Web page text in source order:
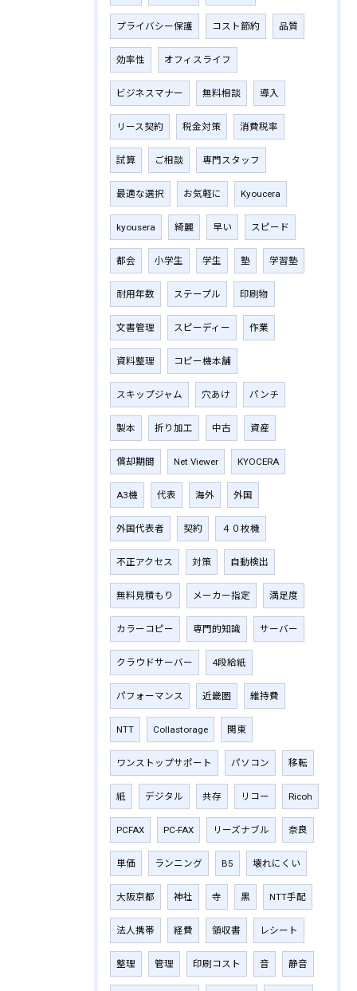
プライバシー保護 コスト節約 品質
効率性 オフィスライフ
ビジネスマナー 無料相談 導入
リース契約 税金対策 消費税率
試算 ご相談 専門スタッフ
最適な選択 お気軽に Kyoucera
kyousera 綺麗 早い スピード
都会 小学生 学生 塾 学習塾
耐用年数 ステープル 印刷物
文書管理 スピーディー 作業
資料整理 コピー機本舗
スキップジャム 穴あけ パンチ
製本 折り加工 中古 資産
償却期間 Net Viewer KYOCERA
A3機 代表 海外 外国
外国代表者 契約 ４０枚機
不正アクセス 対策 自動検出
無料見積もり メーカー指定 満足度
カラーコピー 専門的知識 サーバー
クラウドサーバー 4段給紙
パフォーマンス 近畿圏 維持費
NTT Collastorage 関東
ワンストップサポート パソコン 移転
紙 デジタル 共存 リコー Ricoh
PCFAX PC-FAX リーズナブル 奈良
単価 ランニング B5 壊れにくい
大阪京都 神社 寺 黒 NTT手配
法人携帯 経費 領収書 レシート
整理 管理 印刷コスト 音 静音